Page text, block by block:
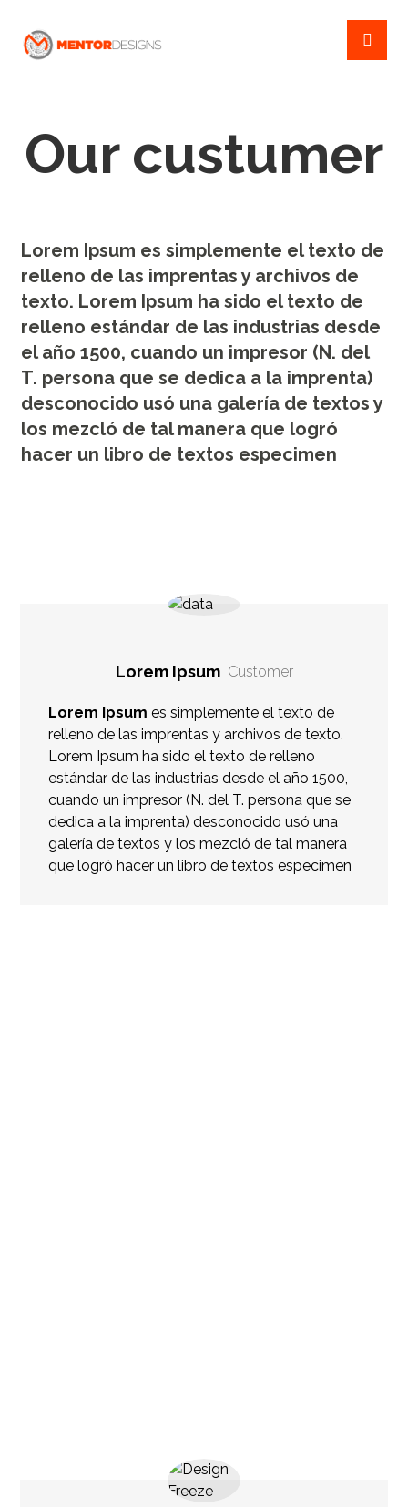
Our custumer
Lorem Ipsum es simplemente el texto de
relleno de las imprentas y archivos de
texto. Lorem Ipsum ha sido el texto de
relleno estándar de las industrias desde
el año 1500, cuando un impresor (N. del
T. persona que se dedica a la imprenta)
desconocido usó una galería de textos y
los mezcló de tal manera que logró
hacer un libro de textos especimen
Lorem Ipsum Customer
Lorem Ipsum es simplemente el texto de
relleno de las imprentas y archivos de texto.
Lorem Ipsum ha sido el texto de relleno
estándar de las industrias desde el año 1500,
cuando un impresor (N. del T. persona que se
dedica a la imprenta) desconocido usó una
galería de textos y los mezcló de tal manera
que logró hacer un libro de textos especimen